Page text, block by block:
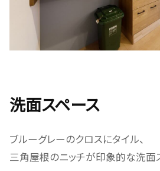
洗面スペース
ブルーグレーのクロスにタイル、
三角屋根のニッチが印象的な洗面